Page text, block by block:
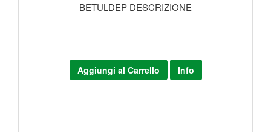
BETULDEP DESCRIZIONE
Aggiungi al Carrello Info